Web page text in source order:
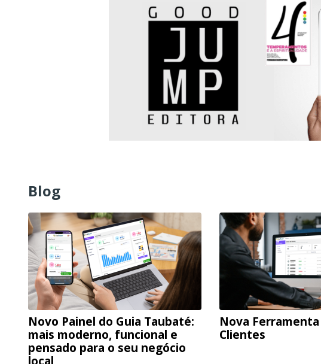
Blog
Novo Painel do Guia Taubaté:
mais moderno, funcional e
pensado para o seu negócio
Nova
Clientes